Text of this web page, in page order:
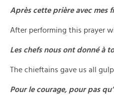
Après cette prière avec mes
After performing this prayer
Les chefs nous ont donné à
The chieftains gave us all
Pour le courage, pour pas